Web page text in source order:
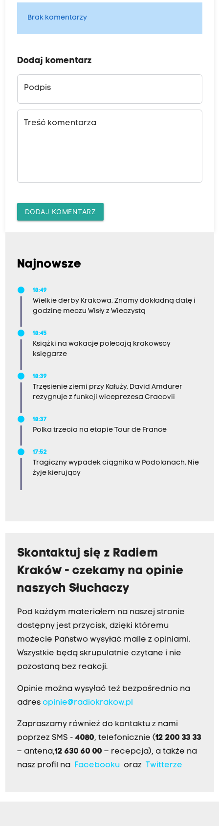
Brak komentarzy
Dodaj komentarz
Podpis
Treść komentarza
DODAJ KOMENTARZ
Najnowsze
18:49
Wielkie derby Krakowa. Znamy dokładną datę i
godzinę meczu Wisły z Wieczystą
18:45
Książki na wakacje polecają krakowscy
księgarze
18:39
Trzęsienie ziemi przy Kałuży. David Amdurer
rezygnuje z funkcji wiceprezesa Cracovii
18:37
Polka trzecia na etapie Tour de France
17:52
Tragiczny wypadek ciągnika w Podolanach. Nie
żyje kierujący
Skontaktuj się z Radiem
Kraków - czekamy na opinie
naszych Słuchaczy
Pod każdym materiałem na naszej stronie
dostępny jest przycisk, dzięki któremu
możecie Państwo wysyłać maile z opiniami.
Wszystkie będą skrupulatnie czytane i nie
pozostaną bez reakcji.
Opinie można wysyłać też bezpośrednio na
adres opinie@radiokrakow.pl
Zapraszamy również do kontaktu z nami
poprzez SMS - 4080, telefonicznie (12 200 33 33
– antena,12 630 60 00 – recepcja), a także na
nasz profil na
Facebookuoraz Twitterze